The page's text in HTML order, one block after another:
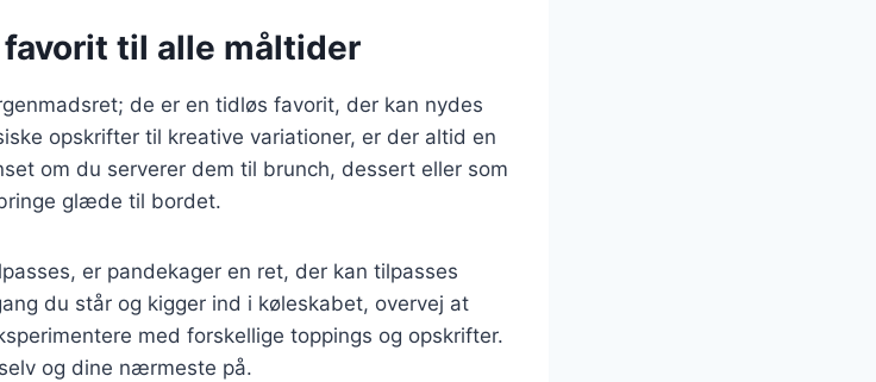
til alle måltider
de er en tidløs favorit, der kan nydes
opskrifter til kreative variationer, er der altid en
om du serverer dem til brunch, dessert eller som
glæde til bordet.
er pandekager en ret, der kan tilpasses
du står og kigger ind i køleskabet, overvej at
med forskellige toppings og opskrifter.
og dine nærmeste på.